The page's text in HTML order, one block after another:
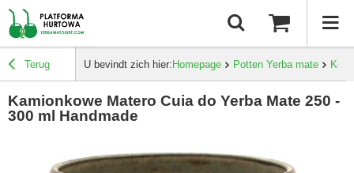
Terug U bevindt zich hier: Homepage Potten Yerba mate
Kamionkowe Matero Cuia do Yerba Mate 250 -
300 ml Handmade